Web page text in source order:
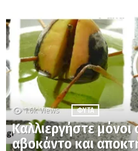
1.6k Views ΦΥΤΆ
Καλλιεργήστε
αβοκάντο και